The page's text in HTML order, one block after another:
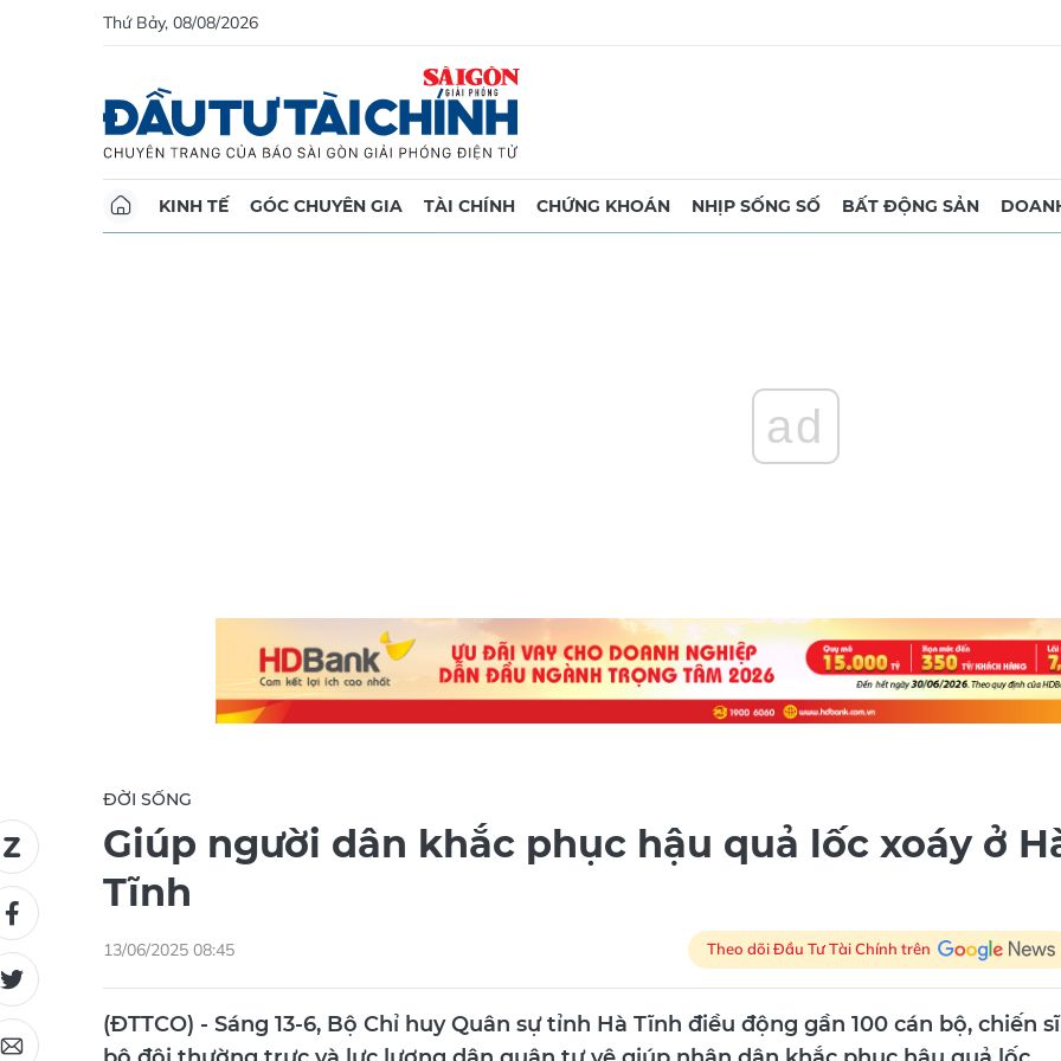
Thứ Bảy, 08/08/2026
KINH TẾ GÓC CHUYÊN GIA TÀI CHÍNH CHỨNG KHOÁN NHỊP SỐNG SỐ BẤT ĐỘNG SẢN
ad
ĐỜI SỐNG
Giúp người dân khắc phục hậu quả lốc xoáy ở
Tĩnh
13/06/2025 08:45 Theo dõi Đầu Tư Tài Chính trên
(ĐTTCO) - Sáng 13-6, Bộ Chỉ huy Quân sự tỉnh Hà Tĩnh điều động gần 100 cán bộ, chiến sĩ